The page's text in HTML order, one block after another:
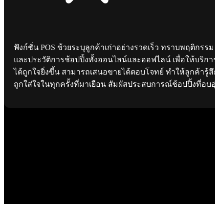
ฟังก์ชั่น POS ช้วยระบุลูกค้าเก่าอย่างรวดเร็ว ทราบพฤติกรรม
และประวัติการช้อปปิ้งทั้งออนไลน์และออฟไลน์ เพื่อให้บริการ
ได้ถูกใจยิ่งขึ้น สามารถเสนอขายได้ตอบโจทย์ ทำให้ลูกค้ารู้สึก
ถูกใส่ใจในทุกครั้งที่มาเยือน สัมผัสประสบการณ์ช้อปปิ้งที่อบอุ่